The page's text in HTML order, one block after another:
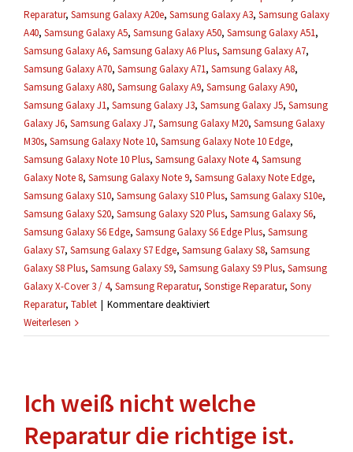
Reparatur, Samsung Galaxy A20e, Samsung Galaxy A3, Samsung Galaxy
A40, Samsung Galaxy A5, Samsung Galaxy A50, Samsung Galaxy A51,
Samsung Galaxy A6, Samsung Galaxy A6 Plus, Samsung Galaxy A7,
Samsung Galaxy A70, Samsung Galaxy A71, Samsung Galaxy A8,
Samsung Galaxy A80, Samsung Galaxy A9, Samsung Galaxy A90,
Samsung Galaxy J1, Samsung Galaxy J3, Samsung Galaxy J5, Samsung
Galaxy J6, Samsung Galaxy J7, Samsung Galaxy M20, Samsung Galaxy
M30s, Samsung Galaxy Note 10, Samsung Galaxy Note 10 Edge,
Samsung Galaxy Note 10 Plus, Samsung Galaxy Note 4, Samsung
Galaxy Note 8, Samsung Galaxy Note 9, Samsung Galaxy Note Edge,
Samsung Galaxy S10, Samsung Galaxy S10 Plus, Samsung Galaxy S10e,
Samsung Galaxy S20, Samsung Galaxy S20 Plus, Samsung Galaxy S6,
Samsung Galaxy S6 Edge, Samsung Galaxy S6 Edge Plus, Samsung
Galaxy S7, Samsung Galaxy S7 Edge, Samsung Galaxy S8, Samsung
Galaxy S8 Plus, Samsung Galaxy S9, Samsung Galaxy S9 Plus, Samsung
Galaxy X-Cover 3 / 4, Samsung Reparatur, Sonstige Reparatur, Sony
Reparatur, Tablet | Kommentare deaktiviertfür
brauche
für
meine
Versicherung.
Weiterlesen
Ich weiß nicht welche
Reparatur die richtige ist.